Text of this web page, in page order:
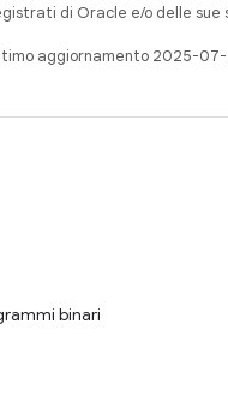
di Oracle e/o delle sue
aggiornamento 2025-07-
binari